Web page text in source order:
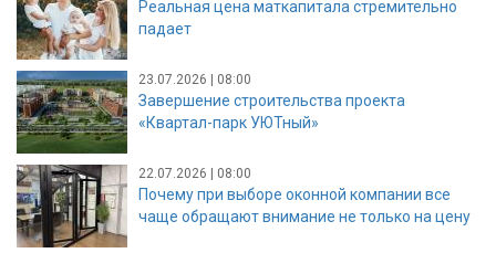
Реальная цена маткапитала стремительно
падает
23.07.2026 | 08:00
Завершение строительства проекта
«Квартал-парк УЮТный»
22.07.2026 | 08:00
Почему при выборе оконной компании все
чаще обращают внимание не только на цену